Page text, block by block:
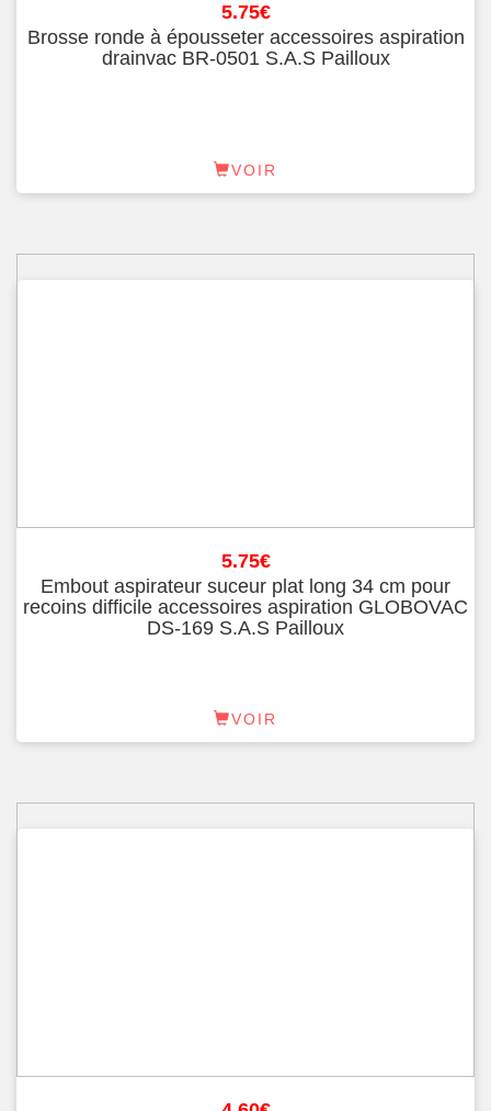
5.75€
Brosse ronde à épousseter accessoires aspiration
drainvac BR-0501 S.A.S Pailloux
VOIR
5.75€
Embout aspirateur suceur plat long 34 cm pour
recoins difficile accessoires aspiration GLOBOVAC
DS-169 S.A.S Pailloux
VOIR